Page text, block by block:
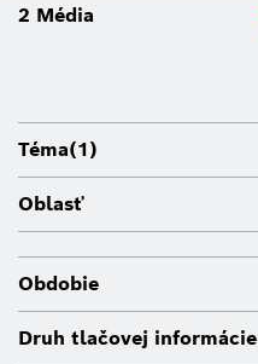
2 Média
Téma(1)
Oblasť
Obdobie
Druh tlačovej informácie